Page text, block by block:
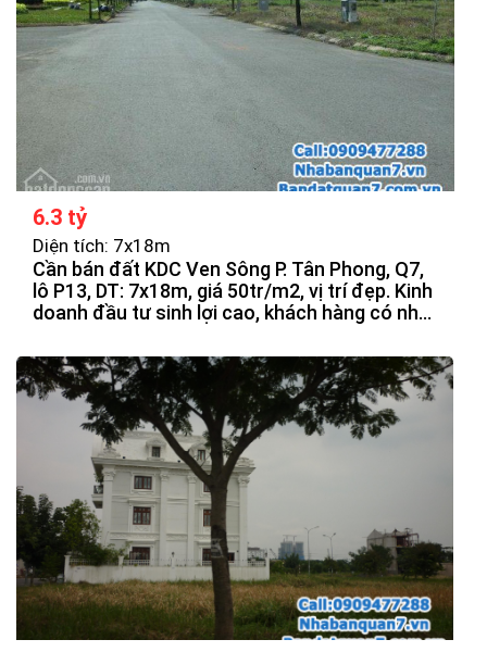
6.3 tỷ
Diện tích: 7x18m
Cần bán đất KDC Ven Sông P. Tân Phong, Q7,
lô P13, DT: 7x18m, giá 50tr/m2, vị trí đẹp. Kinh
doanh đầu tư sinh lợi cao, khách hàng có nhu